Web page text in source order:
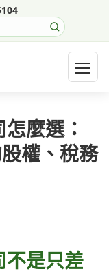
開啟
麼選：
權、稅務
不是只差